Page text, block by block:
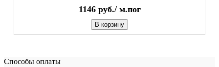
1146 руб./ м.пог
В корзину
Способы оплаты